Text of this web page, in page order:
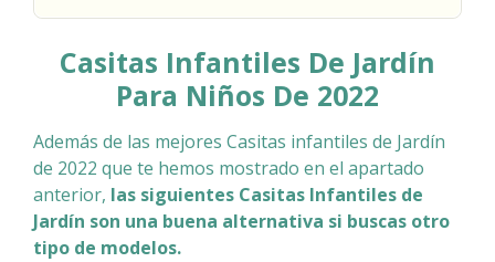
Casitas Infantiles De Jardín
Para Niños De 2022
Además de las mejores Casitas infantiles de Jardín
de 2022 que te hemos mostrado en el apartado
anterior, las siguientes Casitas Infantiles de
Jardín son una buena alternativa si buscas otro
tipo de modelos.